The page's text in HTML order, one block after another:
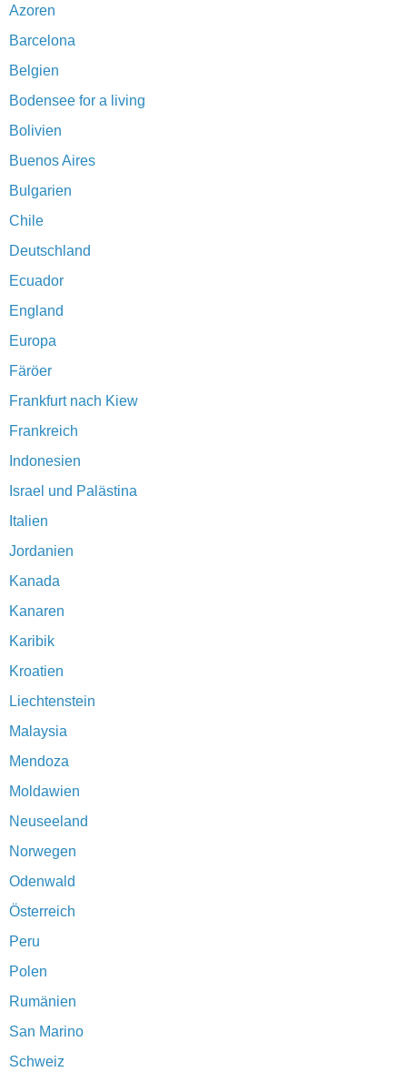
Azoren
Barcelona
Belgien
Bodensee for a living
Bolivien
Buenos Aires
Bulgarien
Chile
Deutschland
Ecuador
England
Europa
Färöer
Frankfurt nach Kiew
Frankreich
Indonesien
Israel und Palästina
Italien
Jordanien
Kanada
Kanaren
Karibik
Kroatien
Liechtenstein
Malaysia
Mendoza
Moldawien
Neuseeland
Norwegen
Odenwald
Österreich
Peru
Polen
Rumänien
San Marino
Schweiz